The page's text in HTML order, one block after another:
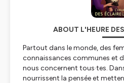
ABOUT L'HEURE
Partout dans le monde, des
connaissances communes et
nous concernent tous·tes.
nourrissent la pensée et